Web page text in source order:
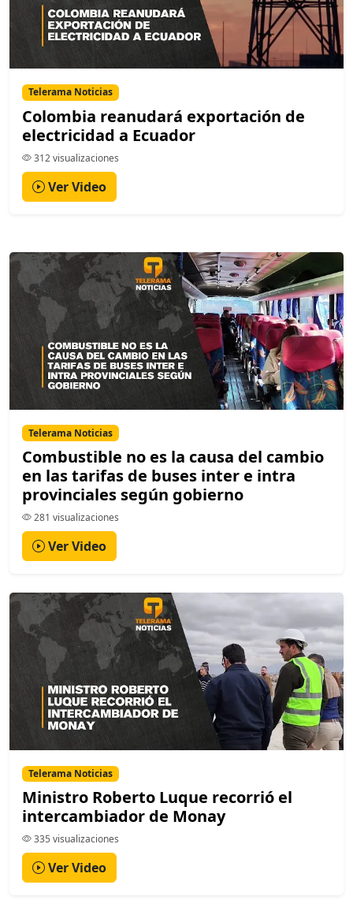
Telerama Noticias
Colombia reanudará exportación de
electricidad a Ecuador
312 visualizaciones
Ver Video
Telerama Noticias
Combustible no es la causa del cambio
en las tarifas de buses inter e intra
provinciales según gobierno
281 visualizaciones
Ver Video
Telerama Noticias
Ministro Roberto Luque recorrió el
intercambiador de Monay
335 visualizaciones
Ver Video